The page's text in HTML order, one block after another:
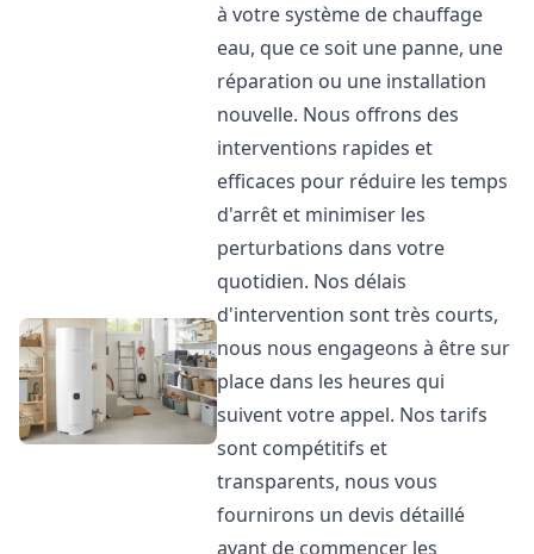
à votre système de chauffage
eau, que ce soit une panne, une
réparation ou une installation
nouvelle. Nous offrons des
interventions rapides et
efficaces pour réduire les temps
d'arrêt et minimiser les
perturbations dans votre
quotidien. Nos délais
d'intervention sont très courts,
nous nous engageons à être sur
place dans les heures qui
suivent votre appel. Nos tarifs
sont compétitifs et
transparents, nous vous
fournirons un devis détaillé
avant de commencer les